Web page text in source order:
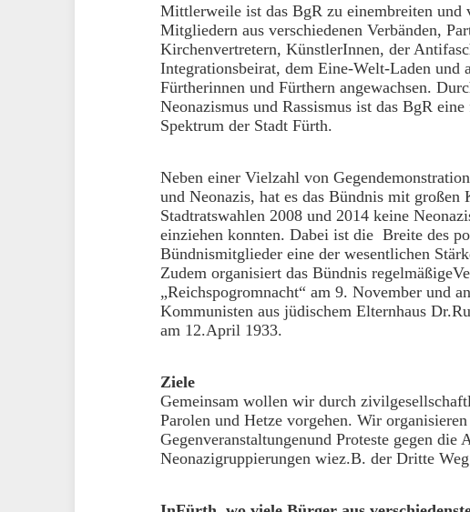
Mittlerweile ist das BgR zu einembreiten
Mitgliedern aus verschiedenen Verbänden,
Kirchenvertretern, KünstlerInnen, der
Integrationsbeirat, dem Eine-Welt-Laden und
Fürtherinnen und Fürthern angewachsen.
Neonazismus und Rassismus ist das BgR
Spektrum der Stadt Fürth.
Neben einer Vielzahl von
und Neonazis, hat es das Bündnis mit großen
Stadtratswahlen 2008 und 2014 keine
einziehen konnten. Dabei ist die Breite des
Bündnismitglieder eine der wesentlichen
Zudem organisiert das Bündnis
„Reichspogromnacht“ am 9. November und
Kommunisten aus jüdischem Elternhaus
am 12.April 1933.
Ziele
Gemeinsam wollen wir durch
Parolen und Hetze vorgehen. Wir
Gegenveranstaltungenund Proteste gegen
Neonazigruppierungen wiez.B. der Dritte